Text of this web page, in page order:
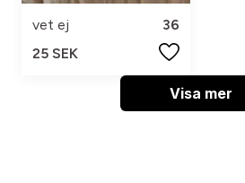
vet ej
36
25 SEK
Visa mer